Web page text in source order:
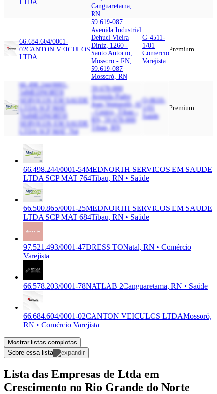
LTDA
Canguaretama,
RN
66.684.604/0001-
02CANTON VEICULOS
LTDA
59.619-087
Avenida Industrial
Dehuel Vieira
Diniz, 1260 -
Santo Antonio,
Mossoro - RN,
59.619-087
Mossoró, RN
G-4511-
1/01
Comércio
Varejista
Premium
66.498.244/0001-
54 MEDNORTH
SERVICOS EM SAUDE
LTDA SCP MAT
764 MEDNORTH
SERVICOS EM SAUDE
LTDA SCP MAT 764
59.678-000
Avenida Padre
Joao Venturelli, 65
- Centro, Tibau -
RN, 59.678-000
Tibau, RN
Q-8610-
Saúde
Premium
66.498.244/0001-54MEDNORTH SERVICOS EM SAUDE
LTDA SCP MAT 764Tibau, RN • Saúde
66.500.865/0001-25MEDNORTH SERVICOS EM SAUDE
LTDA SCP MAT 684Tibau, RN • Saúde
97.521.493/0001-47DRESS TONatal, RN • Comércio
Varejista
66.578.203/0001-78NATLAB 2Canguaretama, RN • Saúde
66.684.604/0001-02CANTON VEICULOS LTDAMossoró,
RN • Comércio Varejista
Mostrar listas completas
Sobre essa lista
Lista das Empresas de Ltda em
Crescimento no Rio Grande do Norte